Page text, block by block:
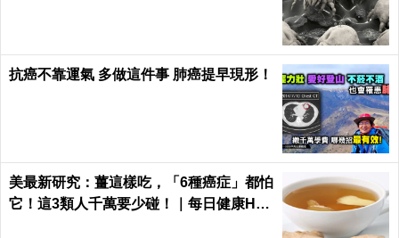
抗癌不靠運氣 多做這件事 肺癌提早現形！
美最新研究：薑這樣吃，「6種癌症」都怕
它！這3類人千萬要少碰！｜每日健康Hea